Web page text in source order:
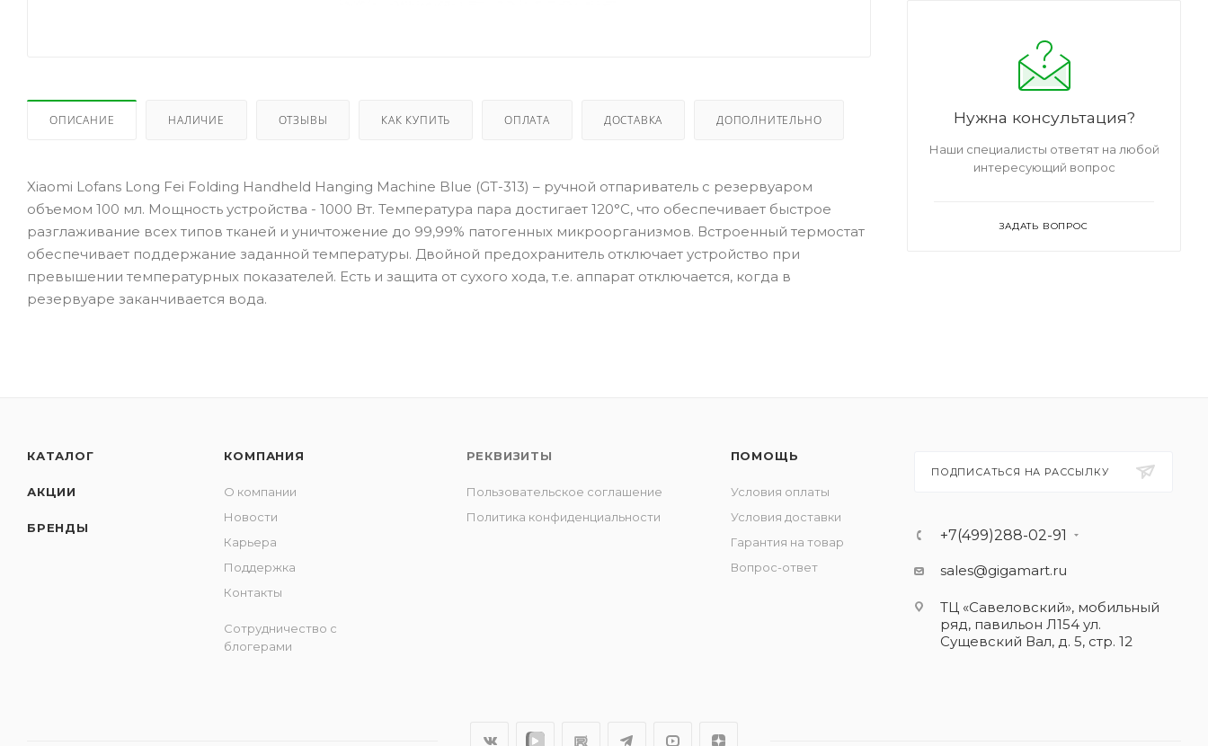
ОПИСАНИЕ НАЛИЧИЕ ОТЗЫВЫ КАК КУПИТЬ ОПЛАТА ДОСТАВКА ДОПОЛНИТЕЛЬНО
Xiaomi Lofans Long Fei Folding Handheld Hanging Machine Blue (GT-313) – ручной отпариватель с резервуаром
объемом 100 мл. Мощность устройства - 1000 Вт. Температура пара достигает 120°С, что обеспечивает быстрое
разглаживание всех типов тканей и уничтожение до 99,99% патогенных микроорганизмов. Встроенный термостат
обеспечивает поддержание заданной температуры. Двойной предохранитель отключает устройство при
превышении температурных показателей. Есть и защита от сухого хода, т.е. аппарат отключается, когда в
резервуаре заканчивается вода.
Нужна консультация?
Наши специалисты ответят на любой
интересующий вопрос
ЗАДАТЬ ВОПРОС
КАТАЛОГ
АКЦИИ
БРЕНДЫ
КОМПАНИЯ
О компании
Новости
Карьера
Поддержка
Контакты
Сотрудничество с
блогерами
РЕКВИЗИТЫ
Пользовательское соглашение
Политика конфиденциальности
ПОМОЩЬ
Условия оплаты
Условия доставки
Гарантия на товар
Вопрос-ответ
ПОДПИСАТЬСЯ НА РАССЫЛКУ
+7(499)288-02-91
sales@gigamart.ru
ТЦ «Савеловский», мобильный
ряд, павильон Л154 ул.
Сущевский Вал, д. 5, стр. 12